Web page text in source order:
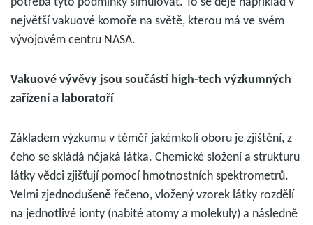
největší vakuové komoře na světě, kterou má ve svém
vývojovém centru NASA.
Vakuové vývěvy jsou součástí high-tech výzkumných
zařízení a laboratoří
Základem výzkumu v téměř jakémkoli oboru je zjištění, z
čeho se skládá nějaká látka. Chemické složení a strukturu
látky vědci zjišťují pomocí hmotnostních spektrometrů.
Velmi zjednodušeně řečeno, vložený vzorek látky rozdělí
na jednotlivé ionty (nabité atomy a molekuly) a následně